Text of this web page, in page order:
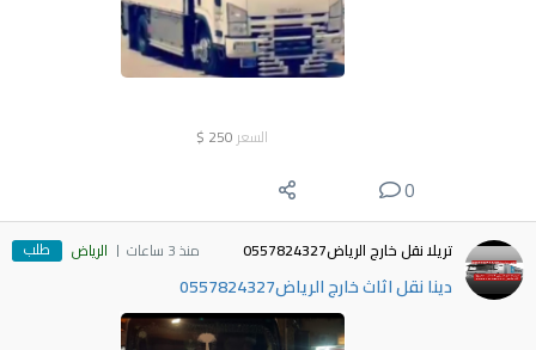
السعر 250
$
0
تريلا نقل خارج الرياض0557824327 منذ 3 ساعات الرياض طلب
دينا نقل اثاث خارج الرياض0557824327